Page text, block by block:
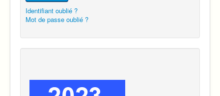
Identifiant oublié ?
Mot de passe oublié ?